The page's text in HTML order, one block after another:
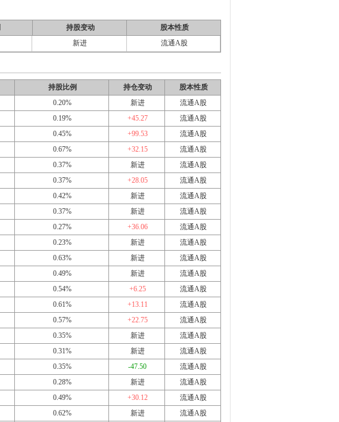
持股变动
股本性质
新进 流通A股
持股比例 持仓变动
股本性质
0.20% 新进
流通A股
0.19% +45.27
流通A股
0.45% +99.53
流通A股
0.67% +32.15
流通A股
0.37% 新进
流通A股
0.37% +28.05
流通A股
0.42% 新进
流通A股
0.37% 新进
流通A股
0.27% +36.06
流通A股
0.23% 新进
流通A股
0.63% 新进
流通A股
0.49% 新进
流通A股
0.54% +6.25
流通A股
0.61% +13.11
流通A股
0.57% +22.75
流通A股
0.35% 新进
流通A股
0.31% 新进
流通A股
0.35% -47.50
流通A股
0.28% 新进
流通A股
0.49% +30.12
流通A股
0.62% 新进
流通A股